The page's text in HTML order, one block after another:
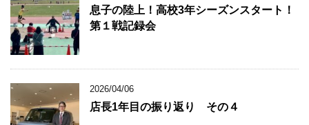
息子の陸上！高校3年シーズンスタート！
第１戦記録会
2026/04/06
店長1年目の振り返り その４